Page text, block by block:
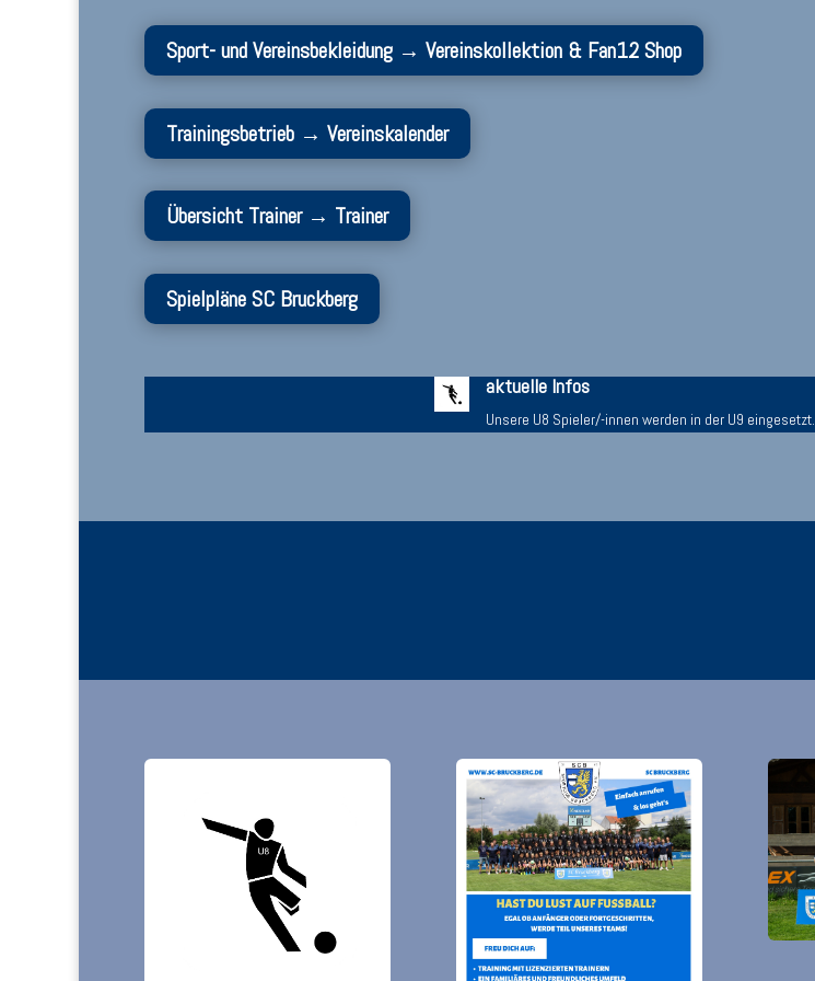
Sport- und Vereinsbekleidung → Vereinskollektion & Fan12 Shop
Trainingsbetrieb → Vereinskalender
Übersicht Trainer → Trainer
Spielpläne SC Bruckberg
aktuelle Infos
Unsere U8 Spieler/-innen werden in der U9 eingesetzt.